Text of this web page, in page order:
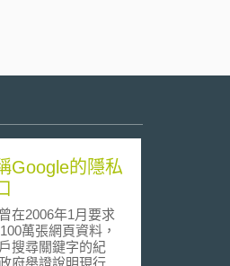
Google的隱私
2006年1月要求
萬張網頁資料，
搜尋關鍵字的紀
府舉證說明現行網